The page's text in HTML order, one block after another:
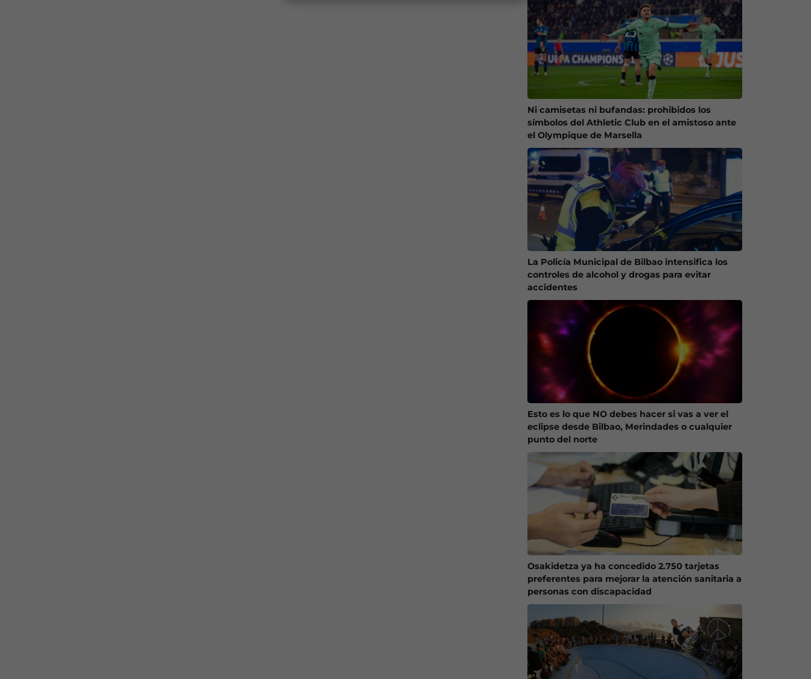
Ni camisetas ni bufandas: prohibidos los
símbolos del Athletic Club en el amistoso ante
el Olympique de Marsella
La Policía Municipal de Bilbao intensifica los
controles de alcohol y drogas para evitar
accidentes
Esto es lo que NO debes hacer si vas a ver el
eclipse desde Bilbao, Merindades o cualquier
punto del norte
Osakidetza ya ha concedido 2.750 tarjetas
preferentes para mejorar la atención sanitaria a
personas con discapacidad